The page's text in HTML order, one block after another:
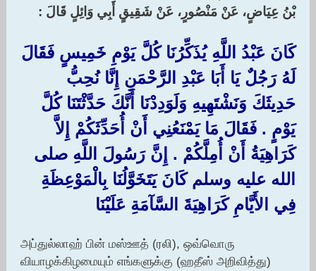
بْنُ عِيَاضٍ، عَنْ مَنْصُورٍ، عَنْ شَقِيقٍ أَبِي وَائِلٍ قَالَ :‏
كَانَ عَبْدُ اللَّهِ يُذَكِّرُنَا كُلَّ يَوْمِ خَمِيسٍ فَقَالَ
لَهُ رَجُلٌ يَا أَبَا عَبْدِ الرَّحْمَنِ إِنَّا نُحِبُّ
حَدِيثَكَ وَنَشْتَهِيهِ وَلَوَدِدْنَا أَنَّكَ حَدَّثْتَنَا كُلَّ
يَوْمٍ ‏.‏ فَقَالَ مَا يَمْنَعُنِي أَنْ أُحَدِّثَكُمْ إِلاَّ
كَرَاهِيَةُ أَنْ أُمِلَّكُمْ ‏.‏ إِنَّ رَسُولَ اللَّهِ صلى
الله عليه وسلم كَانَ يَتَخَوَّلُنَا بِالْمَوْعِظَةِ
فِي الأَيَّامِ كَرَاهِيَةَ السَّآمَةِ عَلَيْنَا
அப்துல்லாஹ் பின் மஸ்ஊத் (ரலி), ஒவ்வொரு
வியாழக்கிழமையும் எங்களுக்கு (ஹதீஸ் அறிவித்து)